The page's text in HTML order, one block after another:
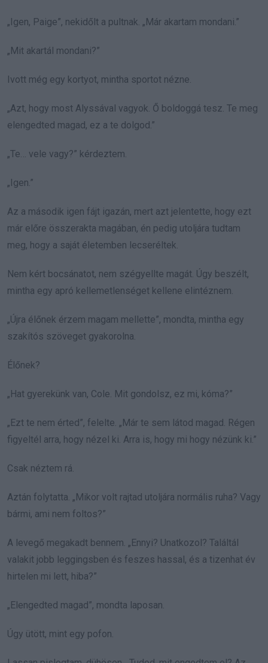
„Igen, Paige”, nekidőlt a pultnak. „Már akartam mondani.”
„Mit akartál mondani?”
Ivott még egy kortyot, mintha sportot nézne.
„Azt, hogy most Alyssával vagyok. Ő boldoggá tesz. Te meg
elengedted magad, ez a te dolgod.”
„Te… vele vagy?” kérdeztem.
„Igen.”
Az a második igen fájt igazán, mert azt jelentette, hogy ezt
már előre összerakta magában, én pedig utoljára tudtam
meg, hogy a saját életemben lecseréltek.
Nem kért bocsánatot, nem szégyellte magát. Úgy beszélt,
mintha egy apró kellemetlenséget kellene elintéznem.
„Újra élőnek érzem magam mellette”, mondta, mintha egy
szakítós szöveget gyakorolna.
Élőnek?
„Hat gyerekünk van, Cole. Mit gondolsz, ez mi, kóma?”
„Ezt te nem érted”, felelte. „Már te sem látod magad. Régen
figyeltél arra, hogy nézel ki. Arra is, hogy mi hogy nézünk ki.”
Csak néztem rá.
Aztán folytatta. „Mikor volt rajtad utoljára normális ruha? Vagy
bármi, ami nem foltos?”
A levegő megakadt bennem. „Ennyi? Unatkozol? Találtál
valakit jobb leggingsben és feszes hassal, és a tizenhat év
hirtelen mi lett, hiba?”
„Elengedted magad”, mondta laposan.
Úgy ütött, mint egy pofon.